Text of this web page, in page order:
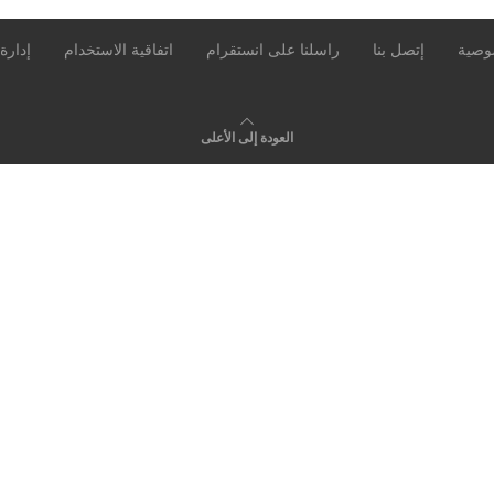
إتصل بنا راسلنا على انستقرام اتفاقية الاستخدام
العودة إلى الأعلى